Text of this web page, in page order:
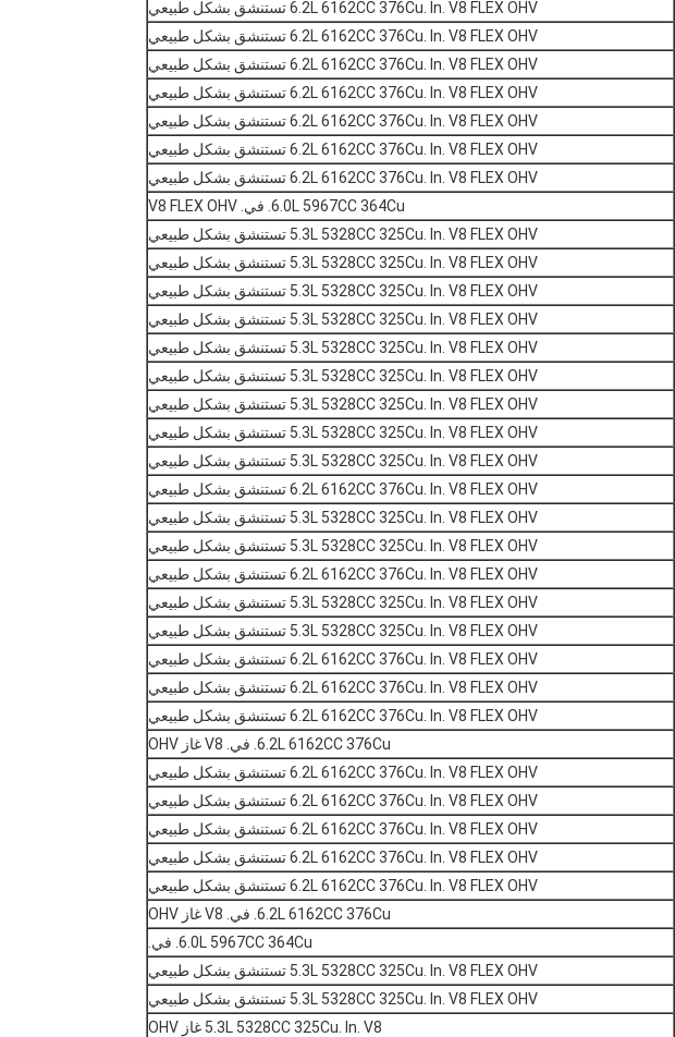
6.2L 6162CC 376Cu. In. V8 FLEX OHV تستنشق بشكل طبيعي
6.2L 6162CC 376Cu. In. V8 FLEX OHV تستنشق بشكل طبيعي
6.2L 6162CC 376Cu. In. V8 FLEX OHV تستنشق بشكل طبيعي
6.2L 6162CC 376Cu. In. V8 FLEX OHV تستنشق بشكل طبيعي
6.2L 6162CC 376Cu. In. V8 FLEX OHV تستنشق بشكل طبيعي
6.2L 6162CC 376Cu. In. V8 FLEX OHV تستنشق بشكل طبيعي
6.2L 6162CC 376Cu. In. V8 FLEX OHV تستنشق بشكل طبيعي
6.0L 5967CC 364Cu. في. V8 FLEX OHV
5.3L 5328CC 325Cu. In. V8 FLEX OHV تستنشق بشكل طبيعي
5.3L 5328CC 325Cu. In. V8 FLEX OHV تستنشق بشكل طبيعي
5.3L 5328CC 325Cu. In. V8 FLEX OHV تستنشق بشكل طبيعي
5.3L 5328CC 325Cu. In. V8 FLEX OHV تستنشق بشكل طبيعي
5.3L 5328CC 325Cu. In. V8 FLEX OHV تستنشق بشكل طبيعي
5.3L 5328CC 325Cu. In. V8 FLEX OHV تستنشق بشكل طبيعي
5.3L 5328CC 325Cu. In. V8 FLEX OHV تستنشق بشكل طبيعي
5.3L 5328CC 325Cu. In. V8 FLEX OHV تستنشق بشكل طبيعي
5.3L 5328CC 325Cu. In. V8 FLEX OHV تستنشق بشكل طبيعي
6.2L 6162CC 376Cu. In. V8 FLEX OHV تستنشق بشكل طبيعي
5.3L 5328CC 325Cu. In. V8 FLEX OHV تستنشق بشكل طبيعي
5.3L 5328CC 325Cu. In. V8 FLEX OHV تستنشق بشكل طبيعي
6.2L 6162CC 376Cu. In. V8 FLEX OHV تستنشق بشكل طبيعي
5.3L 5328CC 325Cu. In. V8 FLEX OHV تستنشق بشكل طبيعي
5.3L 5328CC 325Cu. In. V8 FLEX OHV تستنشق بشكل طبيعي
6.2L 6162CC 376Cu. In. V8 FLEX OHV تستنشق بشكل طبيعي
6.2L 6162CC 376Cu. In. V8 FLEX OHV تستنشق بشكل طبيعي
6.2L 6162CC 376Cu. In. V8 FLEX OHV تستنشق بشكل طبيعي
6.2L 6162CC 376Cu. في. V8 غاز OHV
6.2L 6162CC 376Cu. In. V8 FLEX OHV تستنشق بشكل طبيعي
6.2L 6162CC 376Cu. In. V8 FLEX OHV تستنشق بشكل طبيعي
6.2L 6162CC 376Cu. In. V8 FLEX OHV تستنشق بشكل طبيعي
6.2L 6162CC 376Cu. In. V8 FLEX OHV تستنشق بشكل طبيعي
6.2L 6162CC 376Cu. In. V8 FLEX OHV تستنشق بشكل طبيعي
6.2L 6162CC 376Cu. في. V8 غاز OHV
6.0L 5967CC 364Cu. في.
5.3L 5328CC 325Cu. In. V8 FLEX OHV تستنشق بشكل طبيعي
5.3L 5328CC 325Cu. In. V8 FLEX OHV تستنشق بشكل طبيعي
5.3L 5328CC 325Cu. In. V8 غاز OHV